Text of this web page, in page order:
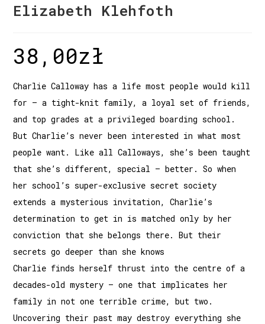
Elizabeth Klehfoth
38,00zł
Charlie Calloway has a life most people would kill
for – a tight-knit family, a loyal set of friends,
and top grades at a privileged boarding school.
But Charlie’s never been interested in what most
people want. Like all Calloways, she’s been taught
that she’s different, special – better. So when
her school’s super-exclusive secret society
extends a mysterious invitation, Charlie’s
determination to get in is matched only by her
conviction that she belongs there. But their
secrets go deeper than she knows
Charlie finds herself thrust into the centre of a
decades-old mystery – one that implicates her
family in not one terrible crime, but two.
Uncovering their past may destroy everything she